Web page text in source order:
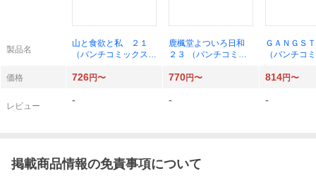
製品名
山と食欲と私 ２１
（バンチコミックス）
鹿楓堂よついろ日和
２３ （バンチコミッ
ＧＡＮＧＳ
（バンチコ
価格
726円〜 770円〜 814円〜
レビュー
- - -
掲載商品情報の免責事項について